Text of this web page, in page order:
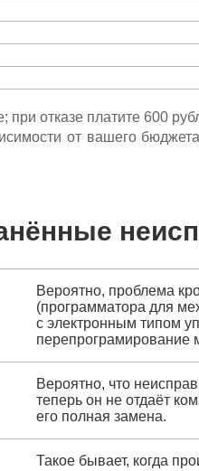
отказе платите 600
от вашего
Вероятно, проблема
(программатора для
с электронным типом
перепрограмирование
Вероятно, что
теперь он не отдаёт
его полная замена.
Такое бывает, когда